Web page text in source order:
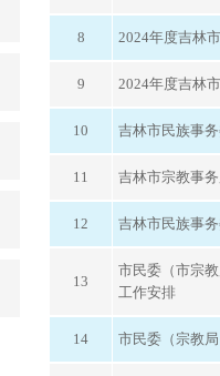
8 2024年度吉林
9 2024年度吉林
10 吉林市民族事
11 吉林市宗教事
12 吉林市民族事
13
市民委（市宗
工作安排
14 市民委（宗教